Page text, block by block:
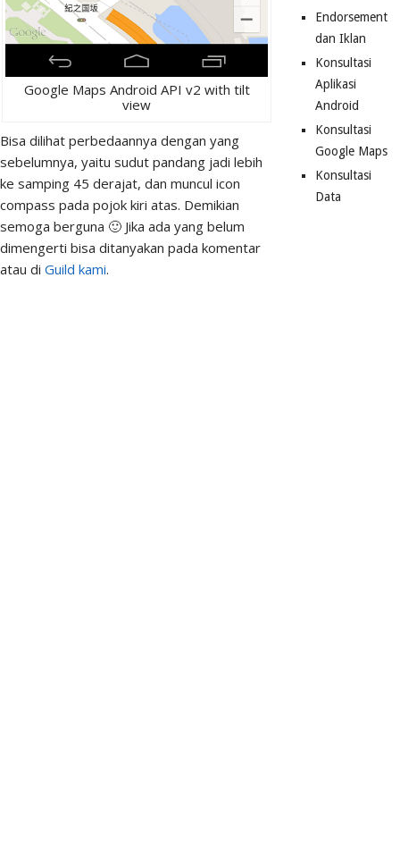
Google Maps Android API v2 with tilt
view
Bisa dilihat perbedaannya dengan yang
sebelumnya, yaitu sudut pandang jadi lebih
ke samping 45 derajat, dan muncul icon
compass pada pojok kiri atas. Demikian
semoga berguna 🙂 Jika ada yang belum
dimengerti bisa ditanyakan pada komentar
atau di Guild kami.
Endorsement
dan Iklan
Konsultasi
Aplikasi
Android
Konsultasi
Google Maps
Konsultasi
Data